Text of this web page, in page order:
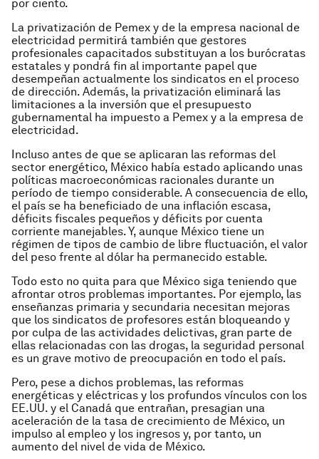
por ciento.
La privatización de Pemex y de la empresa nacional de
electricidad permitirá también que gestores
profesionales capacitados substituyan a los burócratas
estatales y pondrá fin al importante papel que
desempeñan actualmente los sindicatos en el proceso
de dirección. Además, la privatización eliminará las
limitaciones a la inversión que el presupuesto
gubernamental ha impuesto a Pemex y a la empresa de
electricidad.
Incluso antes de que se aplicaran las reformas del
sector energético, México había estado aplicando unas
políticas macroeconómicas racionales durante un
período de tiempo considerable. A consecuencia de ello,
el país se ha beneficiado de una inflación escasa,
déficits fiscales pequeños y déficits por cuenta
corriente manejables. Y, aunque México tiene un
régimen de tipos de cambio de libre fluctuación, el valor
del peso frente al dólar ha permanecido estable.
Todo esto no quita para que México siga teniendo que
afrontar otros problemas importantes. Por ejemplo, las
enseñanzas primaria y secundaria necesitan mejoras
que los sindicatos de profesores están bloqueando y
por culpa de las actividades delictivas, gran parte de
ellas relacionadas con las drogas, la seguridad personal
es un grave motivo de preocupación en todo el país.
Pero, pese a dichos problemas, las reformas
energéticas y eléctricas y los profundos vínculos con los
EE.UU. y el Canadá que entrañan, presagian una
aceleración de la tasa de crecimiento de México, un
impulso al empleo y los ingresos y, por tanto, un
aumento del nivel de vida de México.